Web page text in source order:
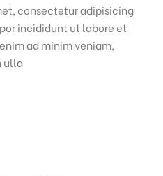
consectetur adipisicing
incididunt ut labore et
ad minim veniam,
ulla